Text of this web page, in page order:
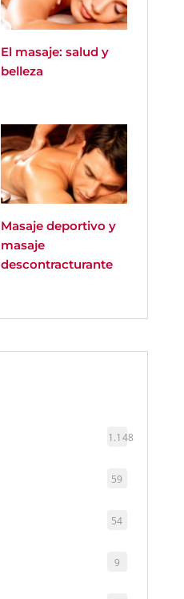
El masaje: salud y
belleza
Masaje deportivo y
masaje
descontracturante
1.148
59
54
9